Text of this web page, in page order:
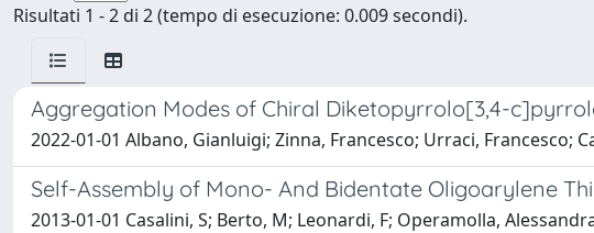
Risultati 1 - 2 di 2 (tempo di esecuzione: 0.009 secondi).
Aggregation Modes of Chiral Diketopyrrolo[3,4-
2022-01-01 Albano, Gianluigi; Zinna, Francesco; Urraci, Francesco;
Self-Assembly of Mono- And Bidentate Oligoarylene
2013-01-01 Casalini, S; Berto, M; Leonardi, F; Operamolla,